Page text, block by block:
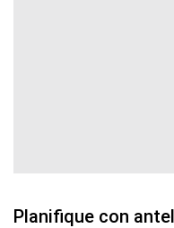
Planifique con